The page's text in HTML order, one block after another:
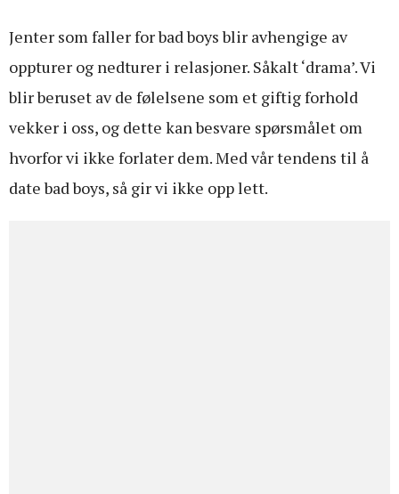
Jenter som faller for bad boys blir avhengige av
oppturer og nedturer i relasjoner. Såkalt ‘drama’. Vi
blir beruset av de følelsene som et giftig forhold
vekker i oss, og dette kan besvare spørsmålet om
hvorfor vi ikke forlater dem. Med vår tendens til å
date bad boys, så gir vi ikke opp lett.